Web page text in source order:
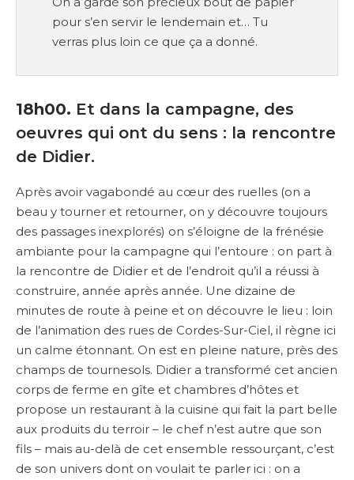
pour s’en servir le lendemain et… Tu
verras plus loin ce que ça a donné.
18h00. Et dans la campagne, des
oeuvres qui ont du sens : la rencontre
de Didier.
Après avoir vagabondé au cœur des ruelles (on a
beau y tourner et retourner, on y découvre toujours
des passages inexplorés) on s’éloigne de la frénésie
ambiante pour la campagne qui l’entoure : on part à
la rencontre de Didier et de l’endroit qu’il a réussi à
construire, année après année. Une dizaine de
minutes de route à peine et on découvre le lieu : loin
de l’animation des rues de Cordes-Sur-Ciel, il règne ici
un calme étonnant. On est en pleine nature, près des
champs de tournesols. Didier a transformé cet ancien
corps de ferme en gîte et chambres d’hôtes et
propose un restaurant à la cuisine qui fait la part belle
aux produits du terroir – le chef n’est autre que son
fils – mais au-delà de cet ensemble ressourçant, c’est
de son univers dont on voulait te parler ici : on a